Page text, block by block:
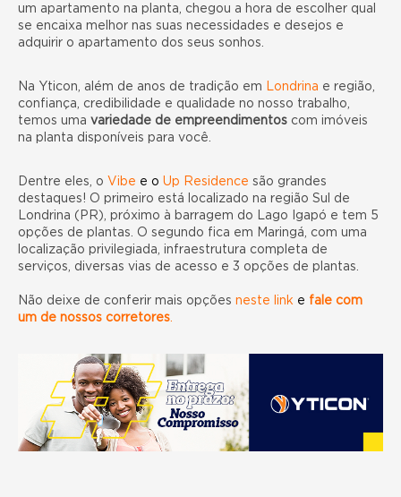
um apartamento na planta, chegou a hora de escolher qual
se encaixa melhor nas suas necessidades e desejos e
adquirir o apartamento dos seus sonhos.
Na Yticon, além de anos de tradição em Londrina e região,
confiança, credibilidade e qualidade no nosso trabalho,
temos uma variedade de empreendimentos com imóveis
na planta disponíveis para você.
Dentre eles, o Vibe e o Up Residence são grandes
destaques! O primeiro está localizado na região Sul de
Londrina (PR), próximo à barragem do Lago Igapó e tem 5
opções de plantas. O segundo fica em Maringá, com uma
localização privilegiada, infraestrutura completa de
serviços, diversas vias de acesso e 3 opções de plantas.
Não deixe de conferir mais opções neste link e fale com
um de nossos corretores.